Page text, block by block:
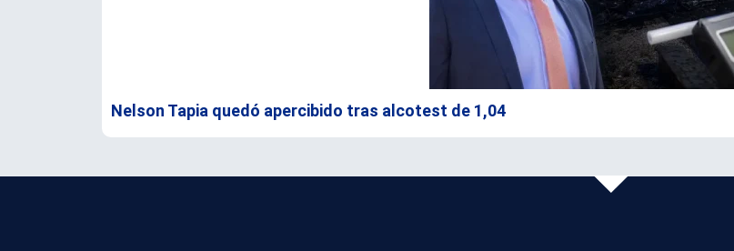
Nelson Tapia quedó apercibido tras alcotest de 1,04